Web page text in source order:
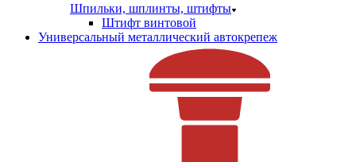
Шпильки, шплинты, штифты
Штифт винтовой
Универсальный металлический автокрепеж